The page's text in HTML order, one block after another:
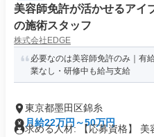
美容師免許が活かせるアイ
の施術スタッフ
株式会社EDGE
必要なのは美容師免許のみ｜有
業なし・研修中も給与支給
東京都墨田区錦糸
月給22万円～50万円
求める人材: 【応募資格】